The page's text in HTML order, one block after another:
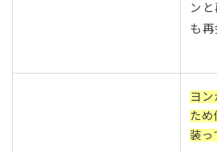
ン
も再
ヨン
ため
装っ